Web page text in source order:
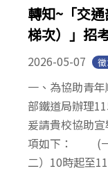
轉知~「交
梯次）」招
2026-05-07
一、為協助青
部鐵道局辦理
爰請貴校協助
項如下： (一)
二）10時起至